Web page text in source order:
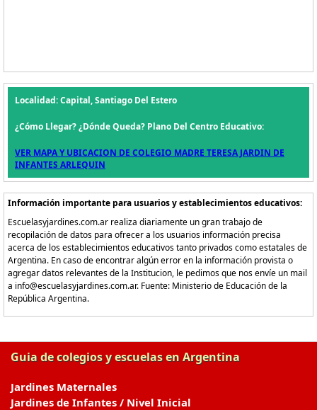
Localidad: Capital, Santiago Del Estero
¿Cómo Llegar? ¿Dónde Queda? Plano Del Centro Educativo:
VER MAPA Y UBICACION DE COLEGIO MADRE TERESA JARDIN DE
INFANTES ARLEQUIN
Información importante para usuarios y establecimientos educativos:
Escuelasyjardines.com.ar realiza diariamente un gran trabajo de
recopilación de datos para ofrecer a los usuarios información precisa
acerca de los establecimientos educativos tanto privados como estatales de
Argentina. En caso de encontrar algún error en la información provista o
agregar datos relevantes de la Institucion, le pedimos que nos envíe un mail
a info@escuelasyjardines.com.ar. Fuente: Ministerio de Educación de la
República Argentina.
Guia de colegios y escuelas en Argentina
Jardines Maternales
Jardines de Infantes / Nivel Inicial